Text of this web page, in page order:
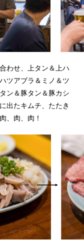
わせ、上タン＆上ハ
ツアブラ＆ミノ＆ツ
ン＆豚タン＆豚カシ
出たキムチ、たたき
、肉、肉！